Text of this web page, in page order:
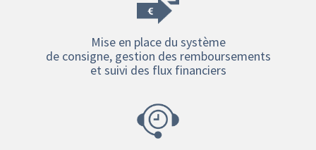
Mise en place du système
de consigne, gestion des remboursements
et suivi des flux financiers